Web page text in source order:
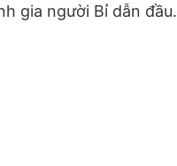
gia người Bỉ dẫn đầu.